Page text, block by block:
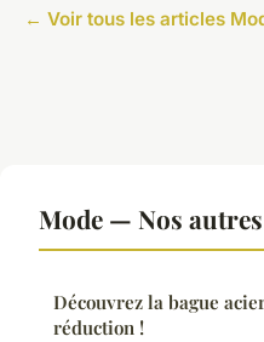
← Voir tous les articles
Mode — Nos
Découvrez la bague
réduction !